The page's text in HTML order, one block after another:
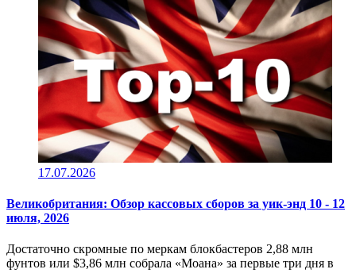
17.07.2026
Великобритания: Обзор кассовых сборов за уик-энд 10 - 12
июля, 2026
Достаточно скромные по меркам блокбастеров 2,88 млн
фунтов или $3,86 млн собрала «Моана» за первые три дня в